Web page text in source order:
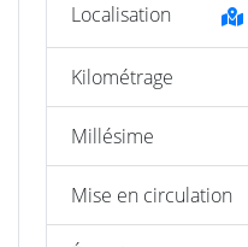
Localisation
Kilométrage
Millésime
Mise en circulation